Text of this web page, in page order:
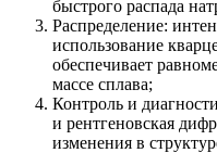
быстрого распада
Распределение:
использование
обеспечивает
массе сплава;
Контроль и
и рентгеновская
изменения в